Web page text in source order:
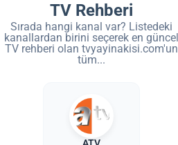
TV Rehberi
Sırada hangi kanal var? Listedeki
kanallardan birini seçerek en güncel
TV rehberi olan tvyayinakisi.com'un
tüm...